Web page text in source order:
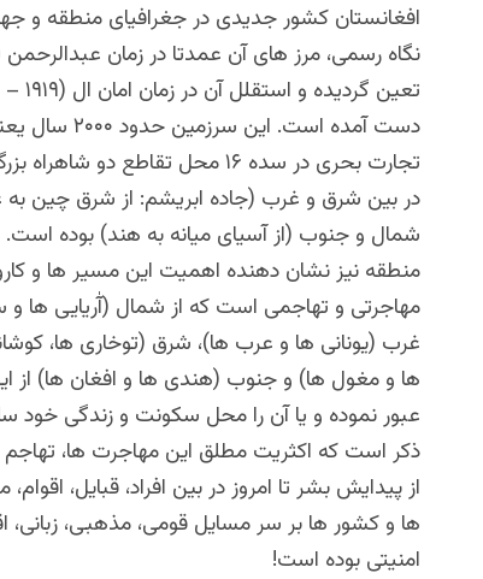
افغانستان کشور جدیدی در جغرافیای منطقه و
نگاه رسمی، مرز های آن عمدتا در زمان عبدالرحمن (۱۸۸۰ –
تعین گردیده و استقلل آن در زمان امان ال (۱۹۱۹ – ۱۹۲۹ ) به
دست آمده است. این سرزمین حدود ۲۰۰۰ سال یعنی تا شروع
تجارت بحری در سده ۱۶ محل تقاطع دو شاهراه بزرگ تجارت بری
در بین شرق و غرب (جاده ابریشم: از شرق چین به
شمال و جنوب (از آسیای میانه به هند) بوده
منطقه نیز نشان دهنده اهمیت این مسیر ها و
مهاجرتی و تهاجمی است که از شمال (آٰریایی ها و
غرب (یونانی ها و عرب ها)، شرق (توخاری ها،
ها و مغول ها) و جنوب (هندی ها و افغان ها) از
عبور نموده و یا آن را محل سکونت و زندگی خود
ذکر است که اکثریت مطلق این مهاجرت ها،
از پیدایش بشر تا امروز در بین افراد، قبایل،
ها و کشور ها بر سر مسایل قومی، مذهبی، زبانی،
امنیتی بوده است!